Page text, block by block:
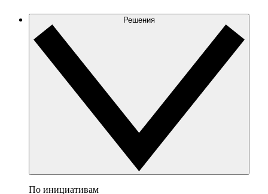
Решения
По инициативам